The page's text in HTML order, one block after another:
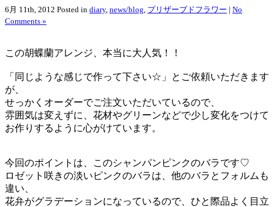
6月 11th, 2012 Posted in diary, news/blog, プリザーブドフラワー | No
Comments »
この胡蝶蘭アレンジ、本当に大人気！！
「同じような感じで作って下さい☆」とご依頼いただきます
が、
せっかくオーダーでご注文いただいているので、
雰囲気は変えずに、花材やグリーンなどで少し変化をつけて
お作りするように心がけています。
今回のポイントは、このシャンパンピンクのバラです♡
ロゼット咲きの淡いピンクのバラは、他のバラとフォルムも
違い、
花弁がグラデーションになっているので、ひと際品よく目立